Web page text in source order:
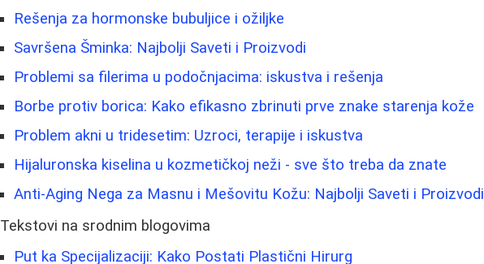
Rešenja za hormonske bubuljice i ožiljke
Savršena Šminka: Najbolji Saveti i Proizvodi
Problemi sa filerima u podočnjacima: iskustva i rešenja
Borbe protiv borica: Kako efikasno zbrinuti prve znake starenja kože
Problem akni u tridesetim: Uzroci, terapije i iskustva
Hijaluronska kiselina u kozmetičkoj neži - sve što treba da znate
Anti-Aging Nega za Masnu i Mešovitu Kožu: Najbolji Saveti i Proizvodi
Tekstovi na srodnim blogovima
Put ka Specijalizaciji: Kako Postati Plastični Hirurg